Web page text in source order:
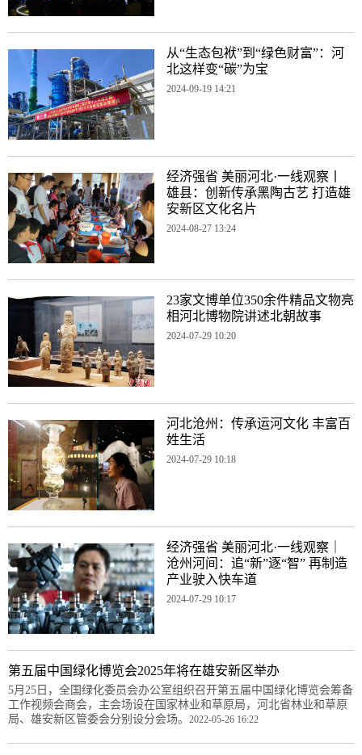
从“生态包袱”到“绿色财富”：河
北这样变“碳”为宝
2024-09-19 14:21
经济强省 美丽河北·一线观察丨
雄县：创新传承黑陶古艺 打造雄
安新区文化名片
2024-08-27 13:24
23家文博单位350余件精品文物亮
相河北博物院讲述北朝故事
2024-07-29 10:20
河北沧州：传承运河文化 丰富百
姓生活
2024-07-29 10:18
经济强省 美丽河北·一线观察｜
沧州河间：追“新”逐“智” 再制造
产业驶入快车道
2024-07-29 10:17
第五届中国绿化博览会2025年将在雄安新区举办
5月25日，全国绿化委员会办公室组织召开第五届中国绿化博览会筹备
工作视频会商会，主会场设在国家林业和草原局，河北省林业和草原
局、雄安新区管委会分别设分会场。 2022-05-26 16:22